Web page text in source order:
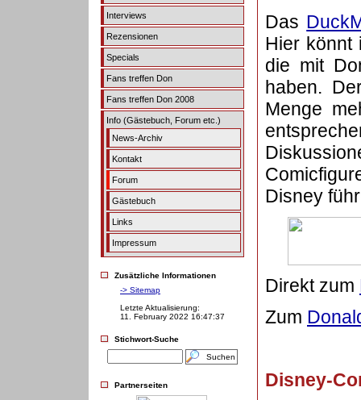
Interviews
Rezensionen
Specials
Fans treffen Don
Fans treffen Don 2008
Info (Gästebuch, Forum etc.)
News-Archiv
Kontakt
Forum
Gästebuch
Links
Impressum
Zusätzliche Informationen
-> Sitemap
Letzte Aktualisierung:
11. February 2022 16:47:37
Stichwort-Suche
Partnerseiten
Das
Hier könnt
die mit
haben.
Menge
Disney
Direkt zum
Zum
Disney-